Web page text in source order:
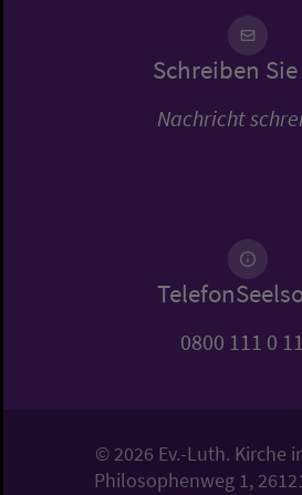
Schreiben
Nachricht
0800 111 0
© 2026 Ev.-Luth. Kirche
Philosophenweg 1,